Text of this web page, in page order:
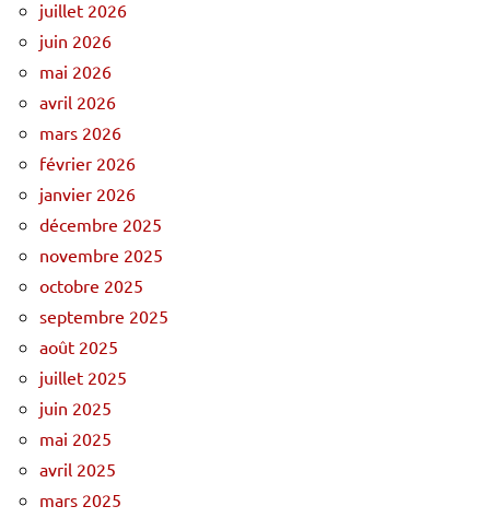
juillet 2026
juin 2026
mai 2026
avril 2026
mars 2026
février 2026
janvier 2026
décembre 2025
novembre 2025
octobre 2025
septembre 2025
août 2025
juillet 2025
juin 2025
mai 2025
avril 2025
mars 2025